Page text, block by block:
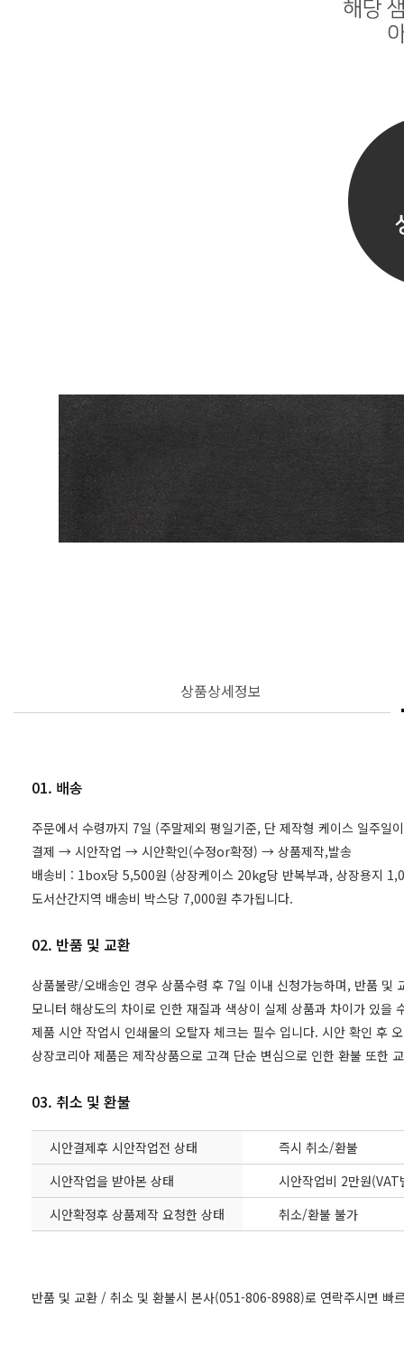
상품상세정보
01. 배송
주문에서 수령까지 7일 (주말제외 평일기준, 단 제작형 케이스 일주일
결제 → 시안작업 → 시안확인(수정or확정) → 상품제작,발송
배송비 : 1box당 5,500원 (상장케이스 20kg당 반복부과, 상장용지
도서산간지역 배송비 박스당 7,000원 추가됩니다.
02. 반품 및 교환
상품불량/오배송인 경우 상품수령 후 7일 이내 신청가능하며, 반품 및
모니터 해상도의 차이로 인한 재질과 색상이 실제 상품과 차이가 있
제품 시안 작업시 인쇄물의 오탈자 체크는 필수 입니다. 시안 확인 후
상장코리아 제품은 제작상품으로 고객 단순 변심으로 인한 환불 또한
03. 취소 및 환불
시안결제후 시안작업전 상태
즉시 취소/환불
시안작업을 받아본 상태
시안작업비 2만원
시안확정후 상품제작 요청한 상태
취소/환불 불가
반품 및 교환 / 취소 및 환불시 본사(051-806-8988)로 연락주시면 빠